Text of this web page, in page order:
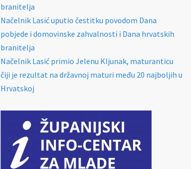
branitelja
Načelnik Lasić uputio čestitku povodom Dana
pobjede i domovinske zahvalnosti i Dana hrvatskih
branitelja
Načelnik Lasić primio Jelenu Kljunak, maturanticu
čiji je rezultat na državnoj maturi među 20 najboljih u
Hrvatskoj